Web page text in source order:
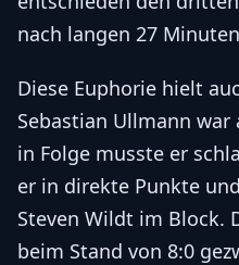
nach langen 27
Diese Euphorie hielt
Sebastian Ullmann
in Folge musste er
er in direkte Punkte
Steven Wildt im Block.
beim Stand von 8:0